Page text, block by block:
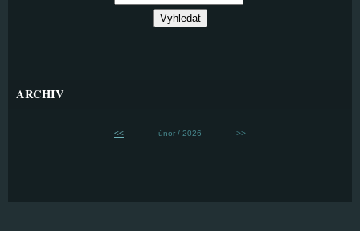
ARCHIV
<< únor / 2026 >>